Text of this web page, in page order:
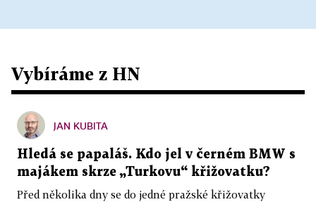
Vybíráme z HN
JAN KUBITA
Hledá se papaláš. Kdo jel v černém BMW s
majákem skrze „Turkovu“ křižovatku?
Před několika dny se do jedné pražské křižovatky